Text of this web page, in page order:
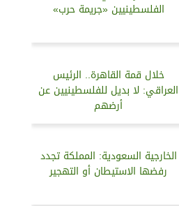
الفلسطينيين «جريمة حرب»
خلال قمة القاهرة.. الرئيس
العراقي: لا بديل للفلسطينيين عن
أرضهم
الخارجية السعودية: المملكة تجدد
رفضها الاستيطان أو التهجير